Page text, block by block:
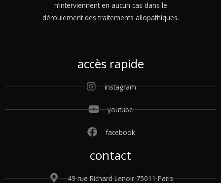
n’interviennent en aucun cas dans le
déroulement des traitements allopathiques.
accès rapide
instagram
youtube
facebook
contact
49 rue Richard Lenoir 75011 Paris